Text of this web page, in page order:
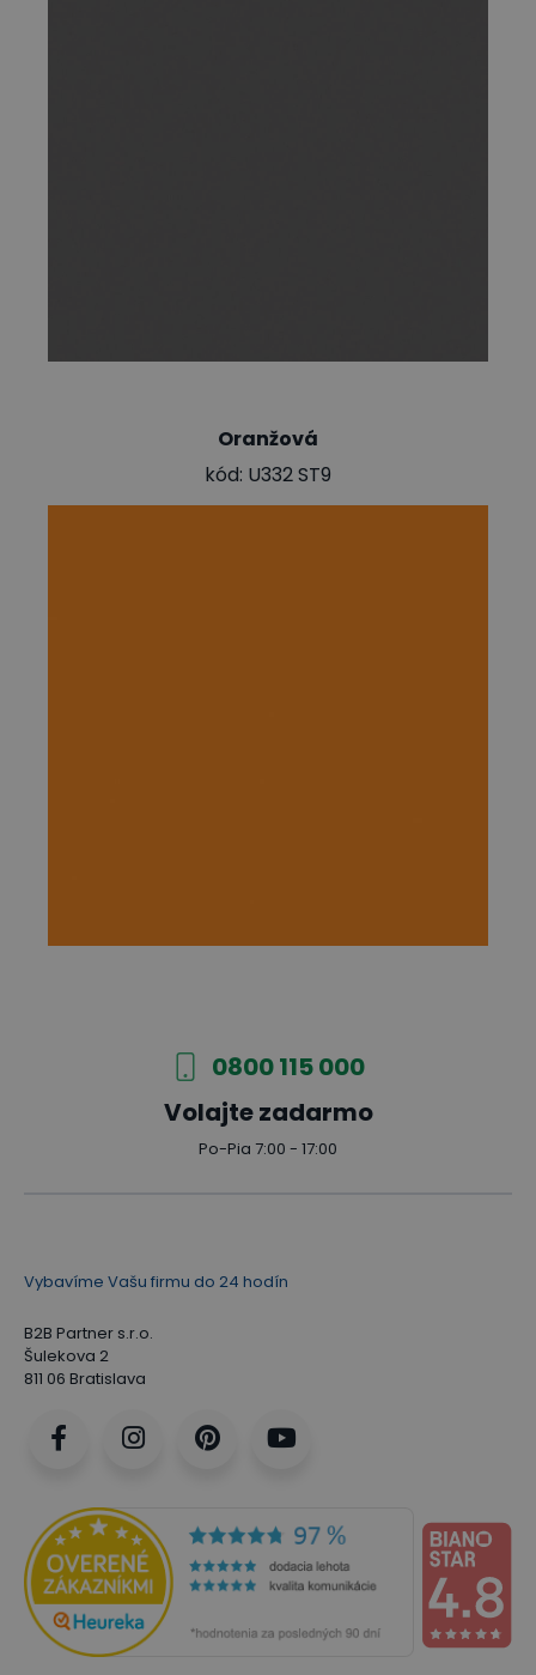
Oranžová
kód: U332 ST9
0800 115 000
Volajte zadarmo
Po-Pia 7:00 - 17:00
Vybavíme Vašu firmu do 24 hodín
B2B Partner s.r.o.
Šulekova 2
811 06 Bratislava